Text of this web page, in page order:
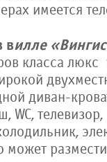
имеется
вилле
класса люкс
диван-
WC,
может